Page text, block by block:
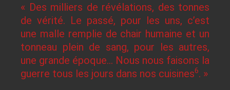
« Des milliers de révélations, des tonnes
de vérité. Le passé, pour les uns, c’est
une malle remplie de chair humaine et un
tonneau plein de sang, pour les autres,
une grande époque… Nous nous faisons la
guerre tous les jours dans nos cuisines6. »